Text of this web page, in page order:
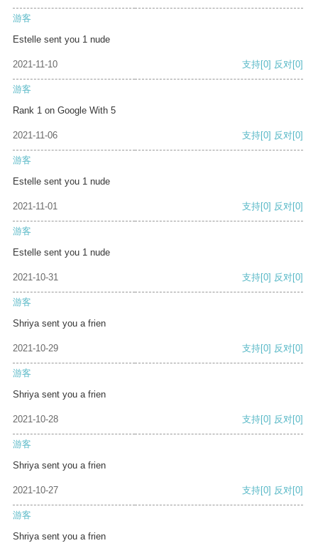
游客
Estelle sent you 1 nude
2021-11-10 支持[0] 反对[0]
游客
Rank 1 on Google With 5
2021-11-06 支持[0] 反对[0]
游客
Estelle sent you 1 nude
2021-11-01 支持[0] 反对[0]
游客
Estelle sent you 1 nude
2021-10-31 支持[0] 反对[0]
游客
Shriya sent you a frien
2021-10-29 支持[0] 反对[0]
游客
Shriya sent you a frien
2021-10-28 支持[0] 反对[0]
游客
Shriya sent you a frien
2021-10-27 支持[0] 反对[0]
游客
Shriya sent you a frien